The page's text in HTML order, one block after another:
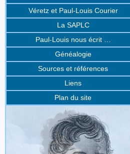
Véretz et Paul-Louis Courier
La SAPLC
Paul-Louis nous écrit …
Généalogie
Sources et références
Liens
Plan du site